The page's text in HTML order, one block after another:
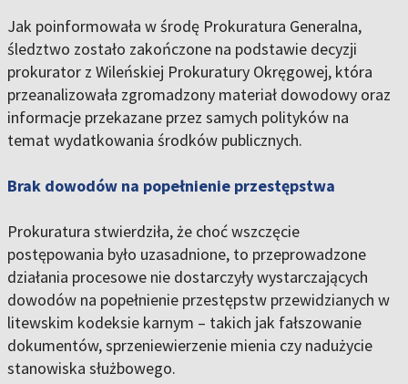
Jak poinformowała w środę Prokuratura Generalna,
śledztwo zostało zakończone na podstawie decyzji
prokurator z Wileńskiej Prokuratury Okręgowej, która
przeanalizowała zgromadzony materiał dowodowy oraz
informacje przekazane przez samych polityków na
temat wydatkowania środków publicznych.
Brak dowodów na popełnienie przestępstwa
Prokuratura stwierdziła, że choć wszczęcie
postępowania było uzasadnione, to przeprowadzone
działania procesowe nie dostarczyły wystarczających
dowodów na popełnienie przestępstw przewidzianych w
litewskim kodeksie karnym – takich jak fałszowanie
dokumentów, sprzeniewierzenie mienia czy nadużycie
stanowiska służbowego.